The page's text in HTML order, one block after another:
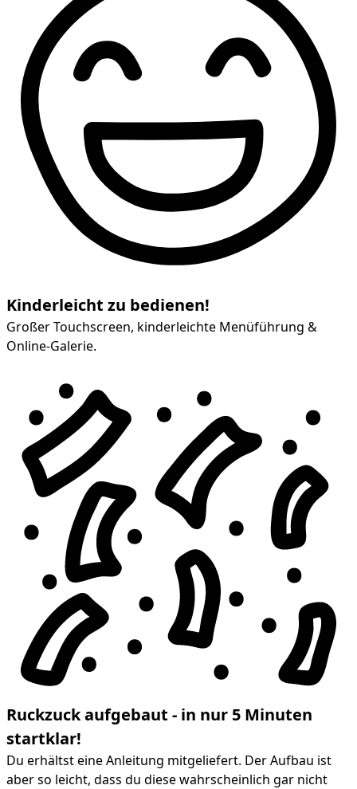
Kinderleicht zu bedienen!
Großer Touchscreen, kinderleichte Menüführung &
Online-Galerie.
Ruckzuck aufgebaut - in nur 5 Minuten
startklar!
Du erhältst eine Anleitung mitgeliefert. Der Aufbau ist
aber so leicht, dass du diese wahrscheinlich gar nicht